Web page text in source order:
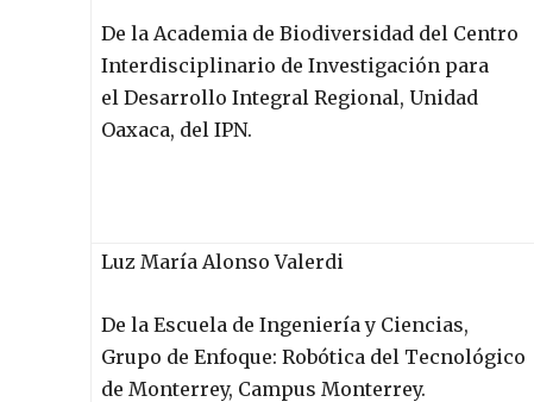
De la Academia de Biodiversidad del Centro
Interdisciplinario de Investigación para
el Desarrollo Integral Regional, Unidad
Oaxaca, del IPN.
Luz María Alonso Valerdi
De la Escuela de Ingeniería y Ciencias,
Grupo de Enfoque: Robótica del Tecnológico
de Monterrey, Campus Monterrey.